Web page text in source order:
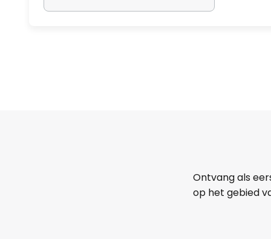
Ontvang als
op het gebied